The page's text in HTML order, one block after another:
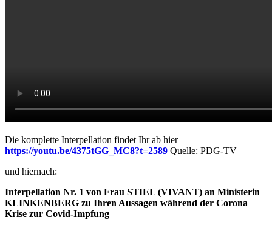
Die komplette Interpellation findet Ihr ab hier
https://youtu.be/4375tGG_MC8?t=2589 Quelle: PDG-TV
und hiernach:
Interpellation Nr. 1 von Frau STIEL (VIVANT) an Ministerin
KLINKENBERG zu Ihren Aussagen während der Corona
Krise zur Covid-Impfung